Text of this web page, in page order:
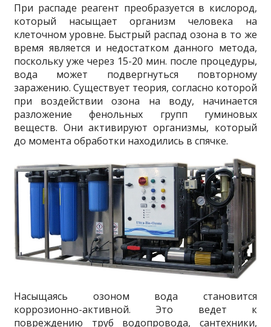
При распаде реагент преобразуется в кислород,
который насыщает организм человека на
клеточном уровне. Быстрый распад озона в то же
время является и недостатком данного метода,
поскольку уже через 15-20 мин. после процедуры,
вода может подвергнуться повторному
заражению. Существует теория, согласно которой
при воздействии озона на воду, начинается
разложение фенольных групп гуминовых
веществ. Они активируют организмы, который
до момента обработки находились в спячке.
Насыщаясь озоном вода становится
коррозионно-активной. Это ведет к
повреждению труб водопровода, сантехники,